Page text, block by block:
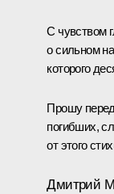
С чувством
о сильном
которого
Прошу
погибших,
от этого
Дмитрий